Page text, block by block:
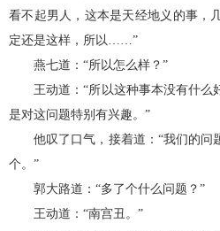
看不起男人，这本是天经地义的事，
定还是这样，所以……”
燕七道：“所以怎么样？”
王动道：“所以这种事本没有什么
是对这问题特别有兴趣。”
他叹了口气，接着道：“我们的问
个。”
郭大路道：“多了个什么问题？”
王动道：“南宫丑。”